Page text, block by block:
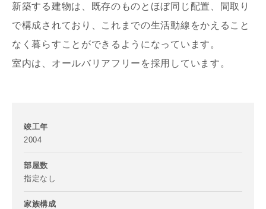
写真を拡大する
新築する建物は、既存のものとほぼ同じ配置、間取り
で構成されており、これまでの生活動線をかえること
なく暮らすことができるようになっています。
室内は、オールバリアフリーを採用しています。
竣工年
2004
部屋数
指定なし
家族構成